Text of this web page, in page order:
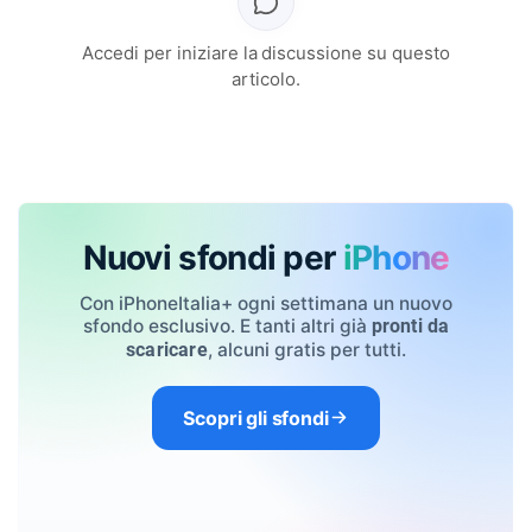
Accedi per iniziare la discussione su questo
articolo.
Nuovi sfondi per iPhone
Con iPhoneItalia+ ogni settimana un nuovo
sfondo esclusivo. E tanti altri già pronti da
scaricare, alcuni gratis per tutti.
Scopri gli sfondi